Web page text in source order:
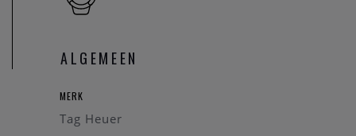
contact
ALGEMEEN
MERK
Tag Heuer